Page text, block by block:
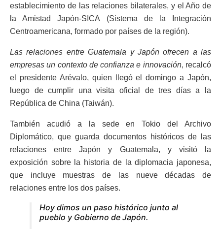
establecimiento de las relaciones bilaterales, y el Año de
la Amistad Japón-SICA (Sistema de la Integración
Centroamericana, formado por países de la región).
Las relaciones entre Guatemala y Japón ofrecen a las
empresas un contexto de confianza e innovación, recalcó
el presidente Arévalo, quien llegó el domingo a Japón,
luego de cumplir una visita oficial de tres días a la
República de China (Taiwán).
También acudió a la sede en Tokio del Archivo
Diplomático, que guarda documentos históricos de las
relaciones entre Japón y Guatemala, y visitó la
exposición sobre la historia de la diplomacia japonesa,
que incluye muestras de las nueve décadas de
relaciones entre los dos países.
Hoy dimos un paso histórico junto al
pueblo y Gobierno de Japón.